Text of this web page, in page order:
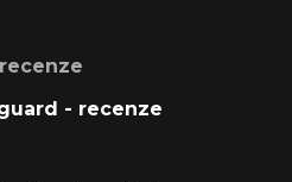
- recenze